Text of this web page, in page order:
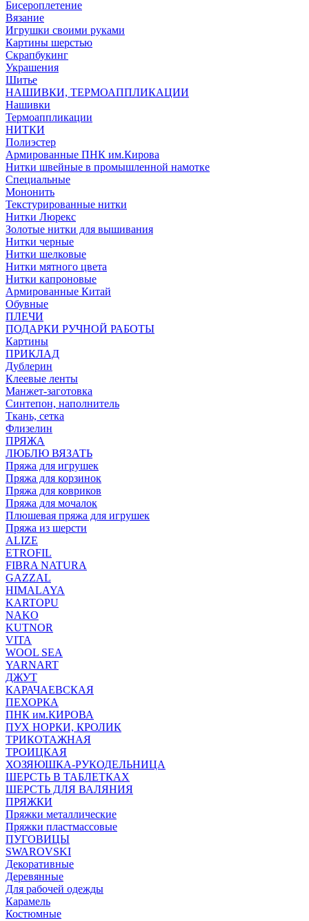
Бисероплетение
Вязание
Игрушки своими руками
Картины шерстью
Скрапбукинг
Украшения
Шитье
НАШИВКИ, ТЕРМОАППЛИКАЦИИ
Нашивки
Термоаппликации
НИТКИ
Полиэстер
Армированные ПНК им.Кирова
Нитки швейные в промышленной намотке
Специальные
Мононить
Текстурированные нитки
Нитки Люрекс
Золотые нитки для вышивания
Нитки черные
Нитки шелковые
Нитки мятного цвета
Нитки капроновые
Армированные Китай
Обувные
ПЛЕЧИ
ПОДАРКИ РУЧНОЙ РАБОТЫ
Картины
ПРИКЛАД
Дублерин
Клеевые ленты
Манжет-заготовка
Синтепон, наполнитель
Ткань, сетка
Флизелин
ПРЯЖА
ЛЮБЛЮ ВЯЗАТЬ
Пряжа для игрушек
Пряжа для корзинок
Пряжа для ковриков
Пряжа для мочалок
Плюшевая пряжа для игрушек
Пряжа из шерсти
ALIZE
ETROFIL
FIBRA NATURA
GAZZAL
HIMALAYA
KARTOPU
NAKO
KUTNOR
VITA
WOOL SEA
YARNART
ДЖУТ
КАРАЧАЕВСКАЯ
ПЕХОРКА
ПНК им.КИРОВА
ПУХ НОРКИ, КРОЛИК
ТРИКОТАЖНАЯ
ТРОИЦКАЯ
ХОЗЯЮШКА-РУКОДЕЛЬНИЦА
ШЕРСТЬ В ТАБЛЕТКАХ
ШЕРСТЬ ДЛЯ ВАЛЯНИЯ
ПРЯЖКИ
Пряжки металлические
Пряжки пластмассовые
ПУГОВИЦЫ
SWAROVSKI
Декоративные
Деревянные
Для рабочей одежды
Карамель
Костюмные